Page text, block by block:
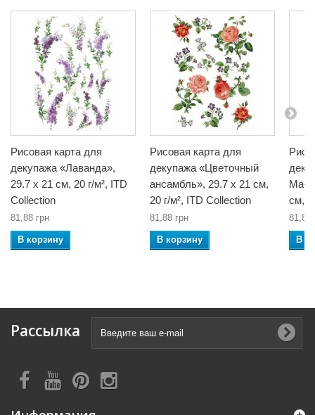
Рисовая карта для
декупажа «Лаванда»,
29.7 x 21 см, 20 г/м², ITD
Collection
81,88 грн
В корзину
Рисовая карта для
декупажа «Цветочный
ансамбль», 29.7 x 21 см,
20 г/м², ITD Collection
81,88 грн
В корзину
см,
81,88
В
Рассылка